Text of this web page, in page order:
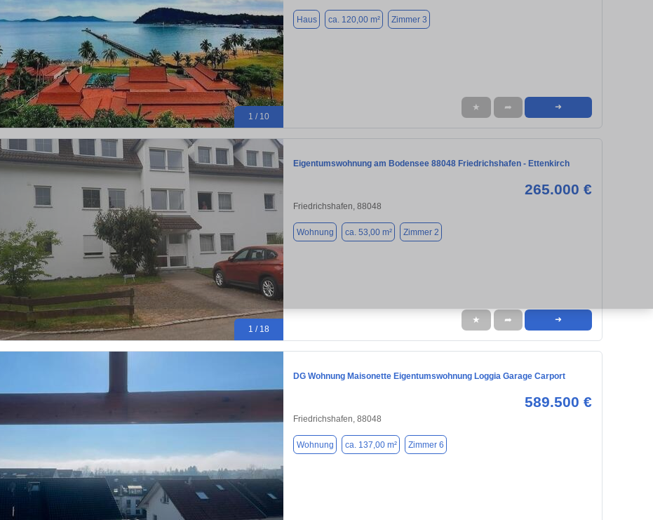
1 / 10
Haus ca. 120,00 m² Zimmer 3
★ ➦ ➜
1 / 18
Eigentumswohnung am Bodensee 88048 Friedrichshafen - Ettenkirch
265.000 €
Friedrichshafen, 88048
Wohnung ca. 53,00 m² Zimmer 2
★ ➦ ➜
DG Wohnung Maisonette Eigentumswohnung Loggia Garage Carport
589.500 €
Friedrichshafen, 88048
Wohnung ca. 137,00 m² Zimmer 6